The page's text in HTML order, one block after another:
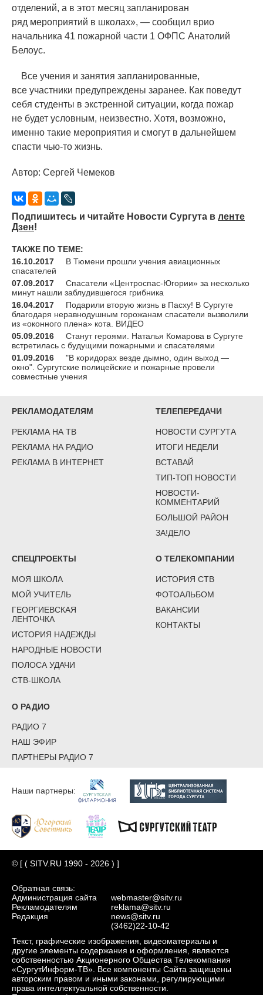
отделений, а в этот месяц запланирован
ряд мероприятий в школах», — сообщил врио
начальника 41 пожарной части 1 ОФПС Анатолий
Белоус.
Все учения и занятия запланированные,
все участники предупреждены заранее. Как поведут
себя студенты в экстренной ситуации, когда пожар
не будет условным, неизвестно. Хотя, возможно,
именно такие мероприятия и смогут в дальнейшем
спасти чью-то жизнь.
Автор: Сергей Чемеков
Подпишитесь и читайте Новости Сургута в ленте
Дзен!
ТАКЖЕ ПО ТЕМЕ:
16.10.2017
В Тюмени прошли учения авиационных
спасателей
07.09.2017
Спасатели «Центроспас-Югории» за несколько
минут нашли заблудившегося грибника
16.04.2017
Подарили вторую жизнь в Пасху! В Сургуте
благодаря неравнодушным горожанам спасатели вызволили
из «оконного плена» кота. ВИДЕО
05.09.2016
Станут героями. Наталья Комарова в Сургуте
встретилась с будущими пожарными и спасателями
01.09.2016
"В коридорах везде дымно, один выход —
окно". Сургутские полицейские и пожарные провели
совместные учения
РЕКЛАМОДАТЕЛЯМ
РЕКЛАМА НА ТВ
РЕКЛАМА НА РАДИО
РЕКЛАМА В ИНТЕРНЕТ
ТЕЛЕПЕРЕДАЧИ
НОВОСТИ СУРГУТА
ИТОГИ НЕДЕЛИ
ВСТАВАЙ
ТИП-ТОП НОВОСТИ
НОВОСТИ-
КОММЕНТАРИЙ
БОЛЬШОЙ РАЙОН
ЗА!ДЕЛО
СПЕЦПРОЕКТЫ
МОЯ ШКОЛА
МОЙ УЧИТЕЛЬ
ГЕОРГИЕВСКАЯ
ЛЕНТОЧКА
ИСТОРИЯ НАДЕЖДЫ
НАРОДНЫЕ НОВОСТИ
ПОЛОСА УДАЧИ
СТВ-ШКОЛА
О ТЕЛЕКОМПАНИИ
ИСТОРИЯ СТВ
ФОТОАЛЬБОМ
ВАКАНСИИ
КОНТАКТЫ
О РАДИО
РАДИО 7
НАШ ЭФИР
ПАРТНЕРЫ РАДИО 7
Наши партнеры:
© [ ( SITV.RU 1990 - 2026 ) ]
Обратная связь:
Администрация сайта
Рекламодателям
Редакция
webmaster@sitv.ru
reklama@sitv.ru
news@sitv.ru
(3462)22-10-42
Текст, графические изображения, видеоматериалы и
другие элементы содержания и оформления, являются
собственностью Акционерного Общества Телекомпания
«СургутИнформ-ТВ». Все компоненты Сайта защищены
авторским правом и иными законами, регулирующими
права интеллектуальной собственности.